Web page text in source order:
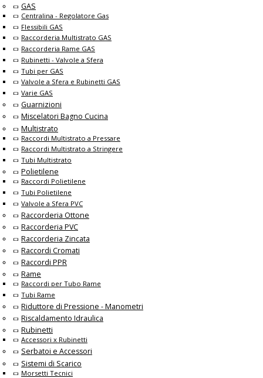
GAS
Centralina - Regolatore Gas
Flessibili GAS
Raccorderia Multistrato GAS
Raccorderia Rame GAS
Rubinetti - Valvole a Sfera
Tubi per GAS
Valvole a Sfera e Rubinetti GAS
Varie GAS
Guarnizioni
Miscelatori Bagno Cucina
Multistrato
Raccordi Multistrato a Pressare
Raccordi Multistrato a Stringere
Tubi Multistrato
Polietilene
Raccordi Polietilene
Tubi Polietilene
Valvole a Sfera PVC
Raccorderia Ottone
Raccorderia PVC
Raccorderia Zincata
Raccordi Cromati
Raccordi PPR
Rame
Raccordi per Tubo Rame
Tubi Rame
Riduttore di Pressione - Manometri
Riscaldamento Idraulica
Rubinetti
Accessori x Rubinetti
Serbatoi e Accessori
Sistemi di Scarico
Morsetti Tecnici